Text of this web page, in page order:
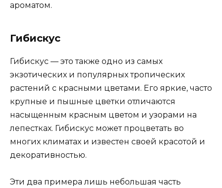
ароматом.
Гибискус
Гибискус — это также одно из самых
экзотических и популярных тропических
растений с красными цветами. Его яркие, часто
крупные и пышные цветки отличаются
насыщенным красным цветом и узорами на
лепестках. Гибискус может процветать во
многих климатах и известен своей красотой и
декоративностью.
Эти два примера лишь небольшая часть